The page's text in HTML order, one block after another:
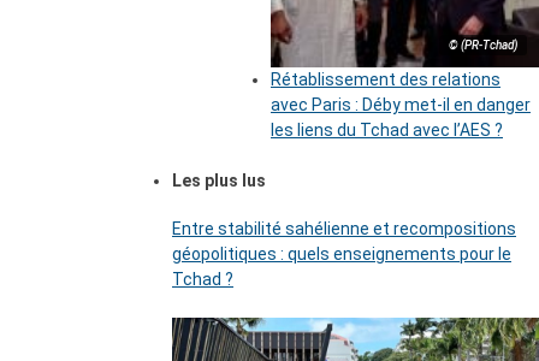
© (PR-Tchad)
Rétablissement des relations
avec Paris : Déby met-il en danger
les liens du Tchad avec l’AES ?
Les plus lus
Entre stabilité sahélienne et recompositions
géopolitiques : quels enseignements pour le
Tchad ?